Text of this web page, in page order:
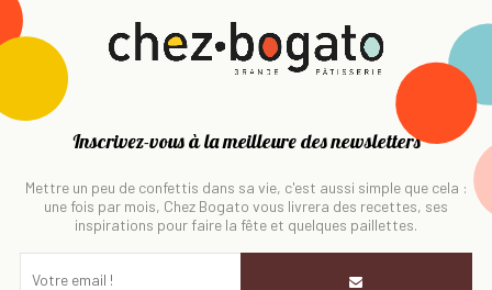
Inscrivez-vous à la meilleure des newsletters
Mettre un peu de confettis dans sa vie, c'est aussi simple que cela :
une fois par mois, Chez Bogato vous livrera des recettes, ses
inspirations pour faire la fête et quelques paillettes.